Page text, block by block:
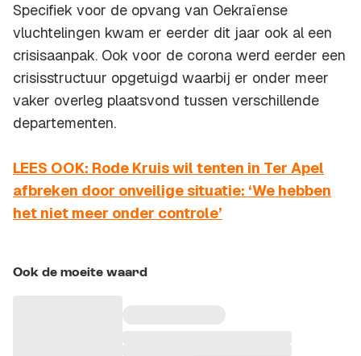
Specifiek voor de opvang van Oekraïense
vluchtelingen kwam er eerder dit jaar ook al een
crisisaanpak. Ook voor de corona werd eerder een
crisisstructuur opgetuigd waarbij er onder meer
vaker overleg plaatsvond tussen verschillende
departementen.
LEES OOK: Rode Kruis wil tenten in Ter Apel
afbreken door onveilige situatie: ‘We hebben
het niet meer onder controle’
Ook de moeite waard